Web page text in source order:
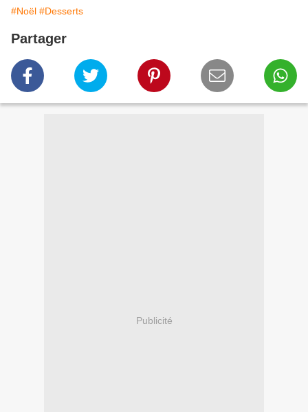
#Noël #Desserts
Partager
Publicité